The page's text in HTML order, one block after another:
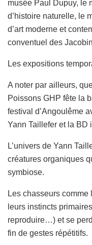
musée Paul Dupuy, le
d’histoire naturelle, le
d’art moderne et
conventuel des
Les expositions
A noter par ailleurs,
Poissons GHP fête la
festival d’Angoulême
Yann Taillefer et la BD
L’univers de Yann
créatures organiques
symbiose.
Les chasseurs
leurs instincts
reproduire…) et se
fin de gestes répétitifs.